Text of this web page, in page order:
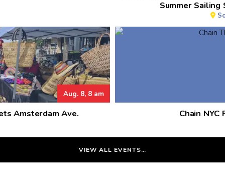
Summer Sailing
Aug. 8, 8 am
Amsterdam Ave. Chain NYC
VIEW ALL EVENTS…